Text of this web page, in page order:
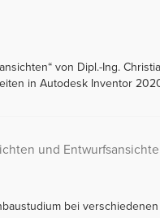
von Dipl.-Ing.
in Autodesk Inventor
und
bei